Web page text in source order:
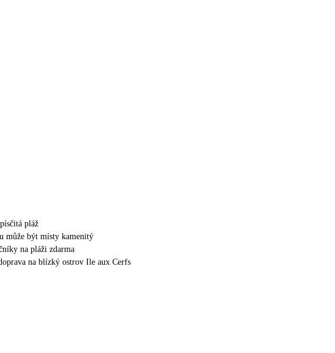
pláž
může být místy kamenitý
na pláži zdarma
na blízký ostrov Ile aux Cerfs